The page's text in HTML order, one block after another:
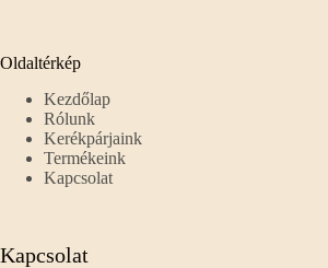
Oldaltérkép
Kezdőlap
Rólunk
Kerékpárjaink
Termékeink
Kapcsolat
Kapcsolat